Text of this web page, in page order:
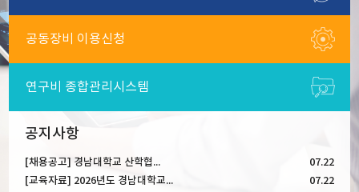
공동장비 이용신청
연구비 종합관리시스템
공지사항
[채용공고] 경남대학교 산학협...
07.22
[교육자료] 2026년도 경남대학교...
07.22